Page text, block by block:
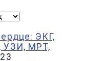
ЭКГ,
УЗИ, МРТ,